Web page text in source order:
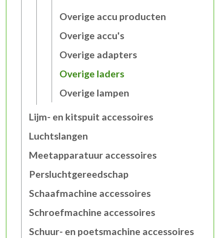
Overige accu producten
Overige accu's
Overige adapters
Overige laders
Overige lampen
Lijm- en kitspuit accessoires
Luchtslangen
Meetapparatuur accessoires
Persluchtgereedschap
Schaafmachine accessoires
Schroefmachine accessoires
Schuur- en poetsmachine accessoires